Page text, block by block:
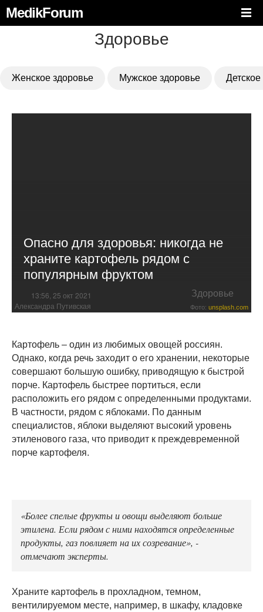
MedikForum
Здоровье
Женское здоровье Мужское здоровье
Опасно для здоровья: никогда не
храните картофель рядом с
популярным фруктом
13:56, 25 окт 2021 Здоровье
Александра Путивская Фото: unsplash.com
Картофель – один из любимых овощей россиян.
Однако, когда речь заходит о его хранении, некоторые
совершают большую ошибку, приводящую к быстрой
порче. Картофель быстрее портиться, если
расположить его рядом с определенными продуктами.
В частности, рядом с яблоками. По данным
специалистов, яблоки выделяют высокий уровень
этиленового газа, что приводит к преждевременной
порче картофеля.
«Более спелые фрукты и овощи выделяют больше
этилена. Если рядом с ними находятся определенные
продукты, газ повлияет на их созревание», -
отмечают эксперты.
Храните картофель в прохладном, темном,
вентилируемом месте, например, в шкафу, кладовке